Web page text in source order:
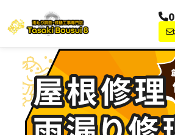
屋根修理・雨漏り修理な